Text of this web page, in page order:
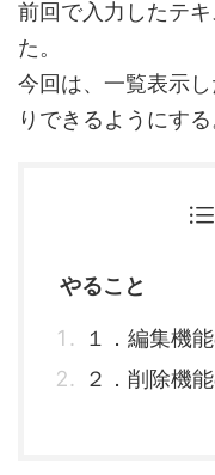
前回で入力したテ
た。
今回は、一覧表示
りできるようにする
やること
１．編集機
２．削除機